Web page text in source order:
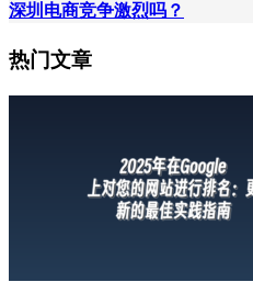
深圳电商竞争激烈吗？
热门文章